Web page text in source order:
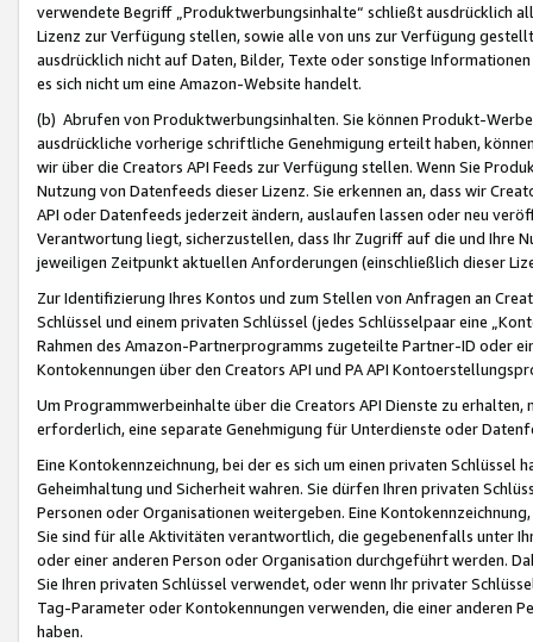
verwendete Begriff „Produktwerbungsinhalte“ schließt ausdrücklich
Lizenz zur Verfügung stellen, sowie alle von uns zur Verfügung
ausdrücklich nicht auf Daten, Bilder, Texte oder sonstige
es sich nicht um eine Amazon-Website handelt.
(b) Abrufen von Produktwerbungsinhalten. Sie können Produkt-
ausdrückliche vorherige schriftliche Genehmigung erteilt haben,
wir über die Creators API Feeds zur Verfügung stellen. Wenn Sie
Nutzung von Datenfeeds dieser Lizenz. Sie erkennen an, dass wir
API oder Datenfeeds jederzeit ändern, auslaufen lassen oder neu
Verantwortung liegt, sicherzustellen, dass Ihr Zugriff auf die und Ihre
jeweiligen Zeitpunkt aktuellen Anforderungen (einschließlich dieser
Zur Identifizierung Ihres Kontos und zum Stellen von Anfragen an
Schlüssel und einem privaten Schlüssel (jedes Schlüsselpaar eine
Rahmen des Amazon-Partnerprogramms zugeteilte Partner-ID oder
Kontokennungen über den Creators API und PA API
Um Programmwerbeinhalte über die Creators API Dienste zu
erforderlich, eine separate Genehmigung für Unterdienste oder
Eine Kontokennzeichnung, bei der es sich um einen privaten
Geheimhaltung und Sicherheit wahren. Sie dürfen Ihren privaten
Personen oder Organisationen weitergeben. Eine
Sie sind für alle Aktivitäten verantwortlich, die gegebenenfalls unter
oder einer anderen Person oder Organisation durchgeführt werden.
Sie Ihren privaten Schlüssel verwendet, oder wenn Ihr privater
Tag-Parameter oder Kontokennungen verwenden, die einer anderen
haben.